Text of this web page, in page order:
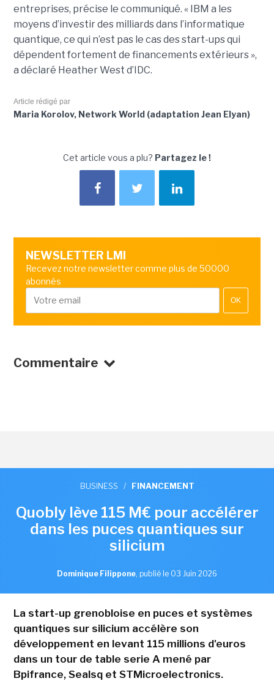
entreprises, précise le communiqué. « IBM a les
moyens d’investir des milliards dans l’informatique
quantique, ce qui n’est pas le cas des start-ups qui
dépendent fortement de financements extérieurs »,
a déclaré Heather West d’IDC.
Article rédigé par
Maria Korolov, Network World (adaptation Jean Elyan)
Cet article vous a plu? Partagez le !
NEWSLETTER LMI
Recevez notre newsletter comme plus de 50000
abonnés
OK
Commentaire
BUSINESS / FINANCEMENT
Quobly lève 115 M€ pour accélérer
dans les puces quantiques sur
silicium
Dominique Filippone, publié le 03 Juin 2026
La start-up grenobloise en puces et systèmes
quantiques sur silicium accélère son
développement en levant 115 millions d'euros
dans un tour de table serie A mené par
Bpifrance, Sealsq et STMicroelectronics.